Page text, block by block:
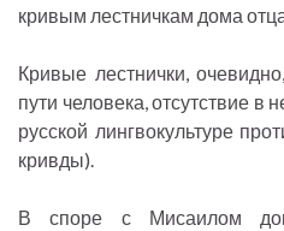
кривым лестничкам дома
Кривые лестнички,
пути человека, отсутствие в
русской лингвокультуре
кривды).
В споре с Мисаилом